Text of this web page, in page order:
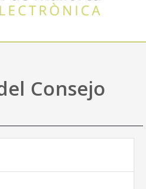
Acceso y seguridad
Utilidades
Mapa web
Ayuda
Consejo